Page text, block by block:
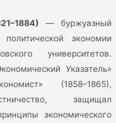
— буржуазный
экономии
университетов.
Указатель»
(1858–1865),
защищал
экономического